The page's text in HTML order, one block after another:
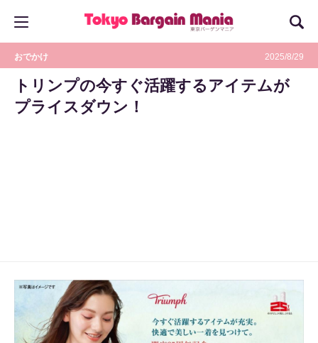
おでかけ 2025/8/29
トリンプの今すぐ活躍するアイテムが
プライスダウン！